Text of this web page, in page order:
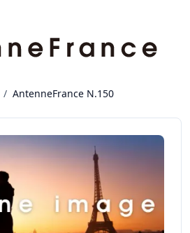
/ AntenneFrance N.150